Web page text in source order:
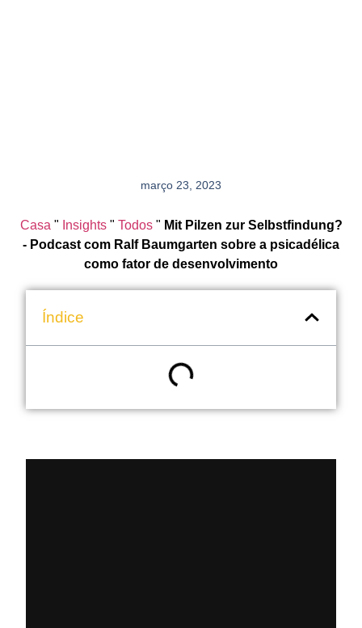
março 23, 2023
Casa " Insights" Todos" Mit Pilzen zur Selbstfindung?
- Podcast com Ralf Baumgarten sobre a psicadélica
como fator de desenvolvimento
Índice